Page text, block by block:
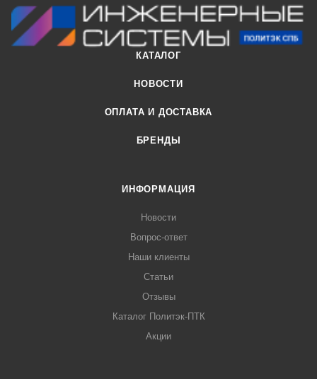
КАТАЛОГ
НОВОСТИ
ОПЛАТА И ДОСТАВКА
БРЕНДЫ
ИНФОРМАЦИЯ
Новости
Вопрос-ответ
Наши клиенты
Статьи
Отзывы
Каталог Политэк-ПТК
Акции